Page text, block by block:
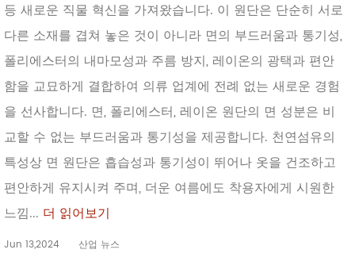
등 새로운 직물 혁신을 가져왔습니다. 이 원단은 단순히 서로
다른 소재를 겹쳐 놓은 것이 아니라 면의 부드러움과 통기성,
폴리에스터의 내마모성과 주름 방지, 레이온의 광택과 편안
함을 교묘하게 결합하여 의류 업계에 전례 없는 새로운 경험
을 선사합니다. 면, 폴리에스터, 레이온 원단의 면 성분은 비
교할 수 없는 부드러움과 통기성을 제공합니다. 천연섬유의
특성상 면 원단은 흡습성과 통기성이 뛰어나 옷을 건조하고
편안하게 유지시켜 주며, 더운 여름에도 착용자에게 시원한
느낌... 더 읽어보기
Jun 13,2024 산업 뉴스